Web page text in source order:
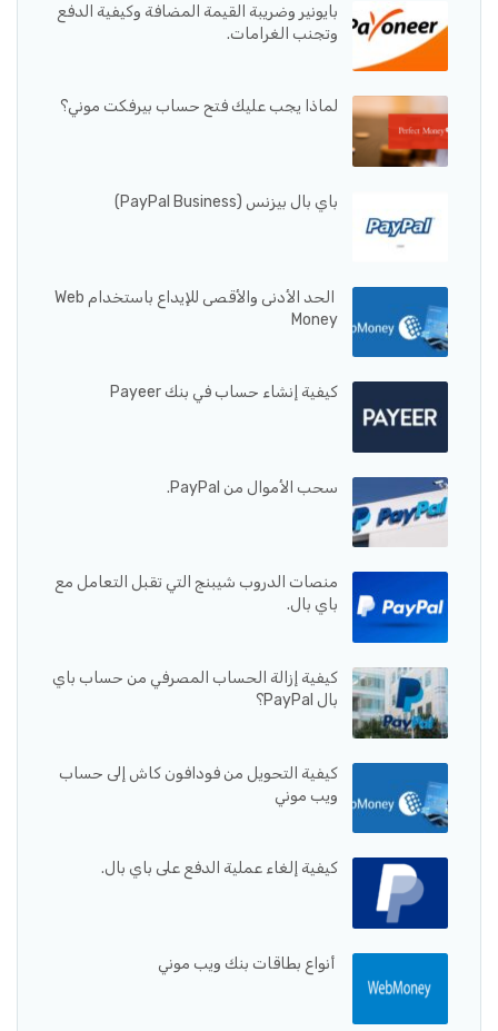
بايونير وضريبة القيمة المضافة وكيفية الدفع
وتجنب الغرامات.
لماذا يجب عليك فتح حساب بيرفكت موني؟
باي بال بيزنس (PayPal Business)
الحد الأدنى والأقصى للإيداع باستخدام Web
Money
كيفية إنشاء حساب في بنك Payeer
سحب الأموال من PayPal.
منصات الدروب شيبنج التي تقبل التعامل مع
باي بال.
كيفية إزالة الحساب المصرفي من حساب باي
بال PayPal؟
كيفية التحويل من فودافون كاش إلى حساب
ويب موني
كيفية إلغاء عملية الدفع على باي بال.
أنواع بطاقات بنك ويب موني